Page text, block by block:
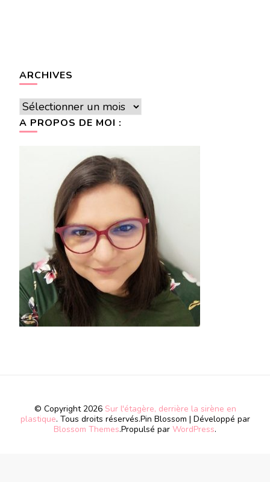
ARCHIVES
Archives
A PROPOS DE MOI :
© Copyright 2026 Sur l'étagère, derrière la sirène en
plastique. Tous droits réservés.Pin Blossom | Développé par
Blossom Themes.Propulsé par WordPress.